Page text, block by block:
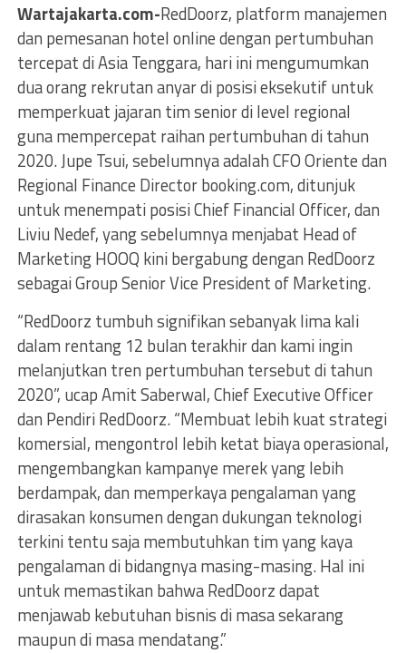
Wartajakarta.com-RedDoorz, platform manajemen
dan pemesanan hotel online dengan pertumbuhan
tercepat di Asia Tenggara, hari ini mengumumkan
dua orang rekrutan anyar di posisi eksekutif untuk
memperkuat jajaran tim senior di level regional
guna mempercepat raihan pertumbuhan di tahun
2020. Jupe Tsui, sebelumnya adalah CFO Oriente dan
Regional Finance Director booking.com, ditunjuk
untuk menempati posisi Chief Financial Officer, dan
Liviu Nedef, yang sebelumnya menjabat Head of
Marketing HOOQ kini bergabung dengan RedDoorz
sebagai Group Senior Vice President of Marketing.
“RedDoorz tumbuh signifikan sebanyak lima kali
dalam rentang 12 bulan terakhir dan kami ingin
melanjutkan tren pertumbuhan tersebut di tahun
2020”, ucap Amit Saberwal, Chief Executive Officer
dan Pendiri RedDoorz. “Membuat lebih kuat strategi
komersial, mengontrol lebih ketat biaya operasional,
mengembangkan kampanye merek yang lebih
berdampak, dan memperkaya pengalaman yang
dirasakan konsumen dengan dukungan teknologi
terkini tentu saja membutuhkan tim yang kaya
pengalaman di bidangnya masing-masing. Hal ini
untuk memastikan bahwa RedDoorz dapat
menjawab kebutuhan bisnis di masa sekarang
maupun di masa mendatang.”